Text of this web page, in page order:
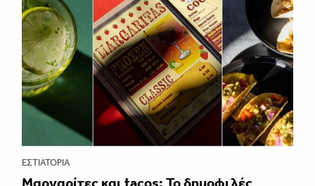
ΕΣΤΙΑΤΌΡΙΑ
Μαργαρίτες και tacos: Το δημοφιλές